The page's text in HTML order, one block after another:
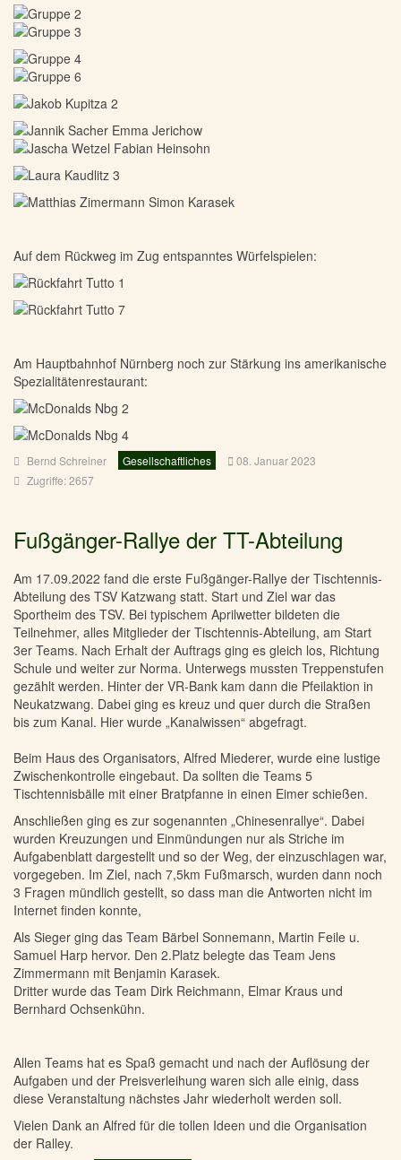
Auf dem Rückweg im Zug entspanntes Würfelspielen:
Am Hauptbahnhof Nürnberg noch zur Stärkung ins amerikanische
Spezialitätenrestaurant:
Bernd Schreiner Gesellschaftliches
08. Januar 2023
Zugriffe: 2657
Fußgänger-Rallye der TT-Abteilung
Am 17.09.2022 fand die erste Fußgänger-Rallye der Tischtennis-
Abteilung des TSV Katzwang statt. Start und Ziel war das
Sportheim des TSV. Bei typischem Aprilwetter bildeten die
Teilnehmer, alles Mitglieder der Tischtennis-Abteilung, am Start
3er Teams. Nach Erhalt der Auftrags ging es gleich los, Richtung
Schule und weiter zur Norma. Unterwegs mussten Treppenstufen
gezählt werden. Hinter der VR-Bank kam dann die Pfeilaktion in
Neukatzwang. Dabei ging es kreuz und quer durch die Straßen
bis zum Kanal. Hier wurde „Kanalwissen“ abgefragt.
Beim Haus des Organisators, Alfred Miederer, wurde eine lustige
Zwischenkontrolle eingebaut. Da sollten die Teams 5
Tischtennisbälle mit einer Bratpfanne in einen Eimer schießen.
Anschließen ging es zur sogenannten „Chinesenrallye“. Dabei
wurden Kreuzungen und Einmündungen nur als Striche im
Aufgabenblatt dargestellt und so der Weg, der einzuschlagen war,
vorgegeben. Im Ziel, nach 7,5km Fußmarsch, wurden dann noch
3 Fragen mündlich gestellt, so dass man die Antworten nicht im
Internet finden konnte,
Als Sieger ging das Team Bärbel Sonnemann, Martin Feile u.
Samuel Harp hervor. Den 2.Platz belegte das Team Jens
Zimmermann mit Benjamin Karasek.
Dritter wurde das Team Dirk Reichmann, Elmar Kraus und
Bernhard Ochsenkühn.
Allen Teams hat es Spaß gemacht und nach der Auflösung der
Aufgaben und der Preisverleihung waren sich alle einig, dass
diese Veranstaltung nächstes Jahr wiederholt werden soll.
Vielen Dank an Alfred für die tollen Ideen und die Organisation
der Ralley.